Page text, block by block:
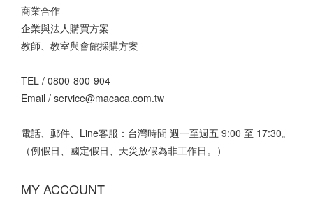
商業合作
企業與法人購買方案
教師、教室與會館採購方案
TEL / 0800-800-904
Email / service@macaca.com.tw
電話、郵件、Line客服：台灣時間 週一至週五 9:00 至 17:30。
（例假日、國定假日、天災放假為非工作日。）
MY ACCOUNT